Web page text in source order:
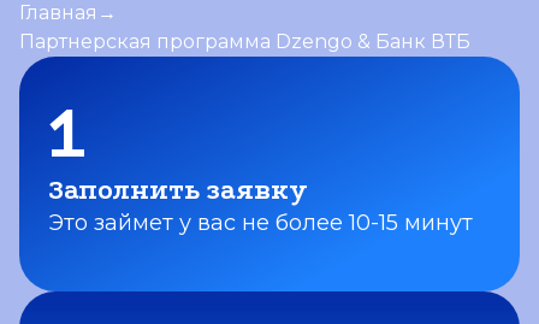
Главная →
Партнерская программа Dzengo & Банк ВТБ
1
Заполнить заявку
Это займет у вас не более 10-15 минут